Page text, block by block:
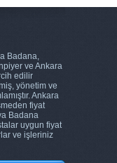
Badana,
ve Ankara
edilir
yönetim ve
Ankara
fiyat
Badana
uygun fiyat
ve işleriniz